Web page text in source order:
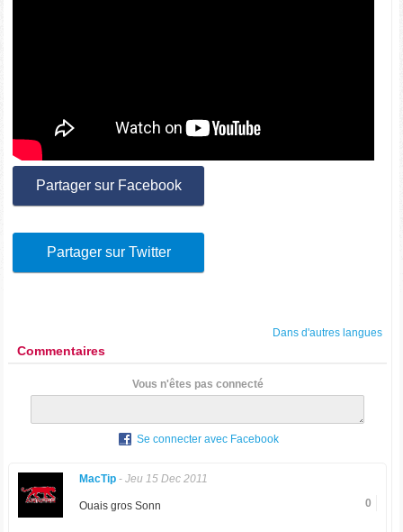
Partager sur Facebook
Partager sur Twitter
Dans d'autres langues
Commentaires
Vous n'êtes pas connecté
Se connecter avec Facebook
MacTip- Jeu 15 Dec 2011
0
Ouais gros Sonn